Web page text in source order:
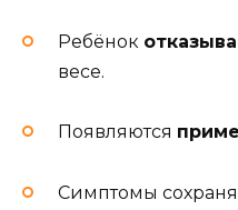
Ребёнок
весе.
Появляются
Симптомы